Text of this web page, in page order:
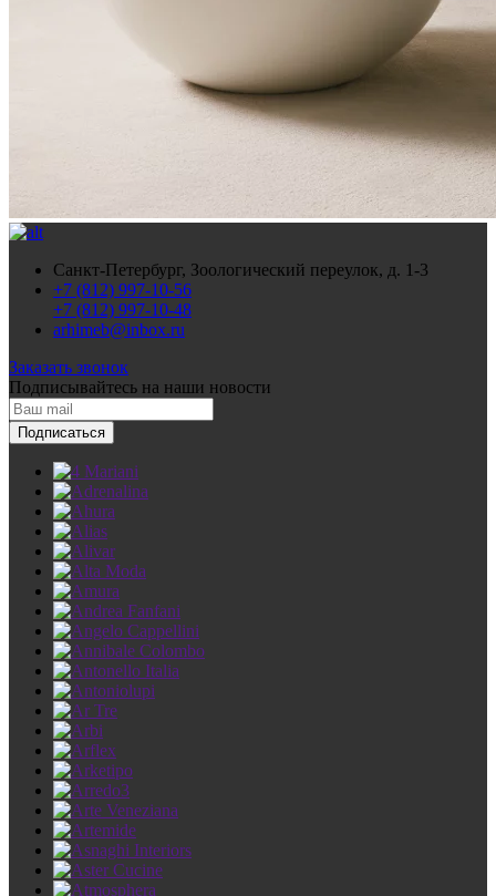
Санкт-Петербург, Зоологический переулок, д. 1-3
+7 (812) 997-10-56
+7 (812) 997-10-48
arhimeb@inbox.ru
Заказать звонок
Подписывайтесь на наши новости